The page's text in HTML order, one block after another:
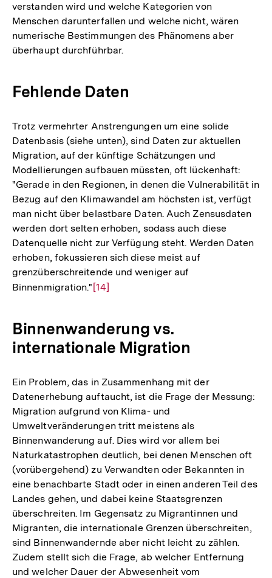
Fußnote
verstanden wird und welche Kategorien von
Menschen darunterfallen und welche nicht, wären
numerische Bestimmungen des Phänomens aber
überhaupt durchführbar.
Fehlende Daten
Trotz vermehrter Anstrengungen um eine solide
Datenbasis (siehe unten), sind Daten zur aktuellen
Migration, auf der künftige Schätzungen und
Modellierungen aufbauen müssten, oft lückenhaft:
"Gerade in den Regionen, in denen die Vulnerabilität in
Bezug auf den Klimawandel am höchsten ist, verfügt
man nicht über belastbare Daten. Auch Zensusdaten
werden dort selten erhoben, sodass auch diese
Datenquelle nicht zur Verfügung steht. Werden Daten
erhoben, fokussieren sich diese meist auf
grenzüberschreitende und weniger auf
Binnenmigration." Zur
Fußnote
[14]
Binnenwanderung vs.
internationale Migration
Ein Problem, das in Zusammenhang mit der
Datenerhebung auftaucht, ist die Frage der Messung:
Migration aufgrund von Klima- und
Umweltveränderungen tritt meistens als
Binnenwanderung auf. Dies wird vor allem bei
Naturkatastrophen deutlich, bei denen Menschen oft
(vorübergehend) zu Verwandten oder Bekannten in
eine benachbarte Stadt oder in einen anderen Teil des
Landes gehen, und dabei keine Staatsgrenzen
überschreiten. Im Gegensatz zu Migrantinnen und
Migranten, die internationale Grenzen überschreiten,
sind Binnenwandernde aber nicht leicht zu zählen.
Zudem stellt sich die Frage, ab welcher Entfernung
und welcher Dauer der Abwesenheit vom